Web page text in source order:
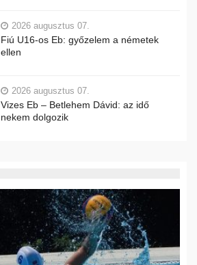
2026 augusztus 07.
Fiú U16-os Eb: győzelem a németek
ellen
2026 augusztus 07.
Vizes Eb – Betlehem Dávid: az idő
nekem dolgozik